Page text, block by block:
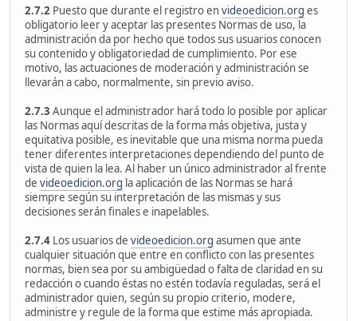
2.7.2 Puesto que durante el registro envideoedicion.org es
obligatorio leer y aceptar las presentes Normas de uso, la
administración da por hecho que todos sus usuarios conocen
su contenido y obligatoriedad de cumplimiento. Por ese
motivo, las actuaciones de moderación y administración se
llevarán a cabo, normalmente, sin previo aviso.
2.7.3 Aunque el administrador hará todo lo posible por aplicar
las Normas aquí descritas de la forma más objetiva, justa y
equitativa posible, es inevitable que una misma norma pueda
tener diferentes interpretaciones dependiendo del punto de
vista de quien la lea. Al haber un único administrador al frente
de videoedicion.org la aplicación de las Normas se hará
siempre según su interpretación de las mismas y sus
decisiones serán finales e inapelables.
2.7.4 Los usuarios de videoedicion.org asumen que ante
cualquier situación que entre en conflicto con las presentes
normas, bien sea por su ambigüedad o falta de claridad en su
redacción o cuando éstas no estén todavía reguladas, será el
administrador quien, según su propio criterio, modere,
administre y regule de la forma que estime más apropiada.